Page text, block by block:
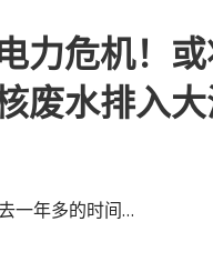
力危机！
废水排入
一年多的时间…